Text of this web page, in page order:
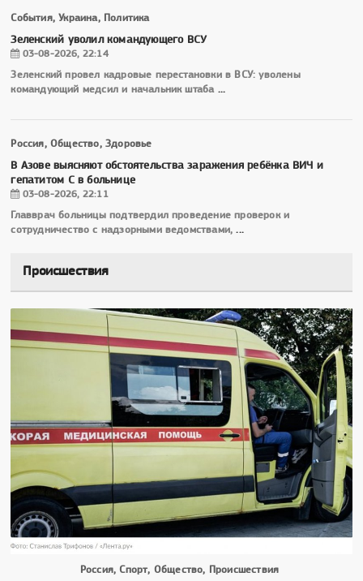
События, Украина, Политика
Зеленский уволил командующего ВСУ
03-08-2026, 22:14
Зеленский провел кадровые перестановки в ВСУ: уволены
командующий медсил и начальник штаба ...
Россия, Общество, Здоровье
В Азове выясняют обстоятельства заражения ребёнка ВИЧ и
гепатитом С в больнице
03-08-2026, 22:11
Главврач больницы подтвердил проведение проверок и
сотрудничество с надзорными ведомствами,...
Происшествия
Россия, Спорт, Общество, Происшествия